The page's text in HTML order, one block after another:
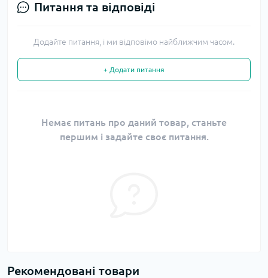
Питання та відповіді
Додайте питання, і ми відповімо найближчим часом.
+ Додати питання
Немає питань про даний товар, станьте
першим і задайте своє питання.
Рекомендовані товари